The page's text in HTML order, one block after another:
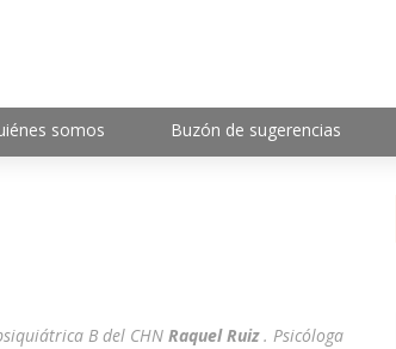
somos Buzón de sugerencias
B del CHN Raquel Ruiz. Psicóloga